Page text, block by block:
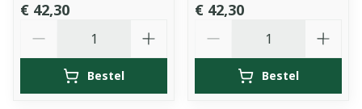
€ 42,30
Bestel
€ 42,30
Bestel